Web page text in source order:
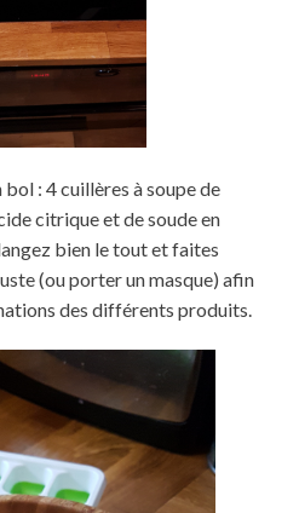
: 4 cuillères à soupe de
citrique et de soude en
bien le tout et faites
(ou porter un masque) afin
des différents produits.